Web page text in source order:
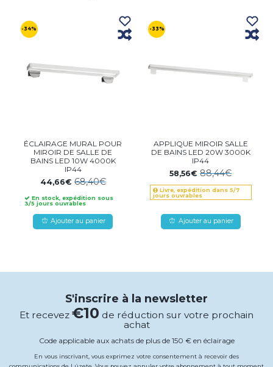
-34%
ÉCLAIRAGE MURAL POUR
MIROIR DE SALLE DE
BAINS LED 10W 4000K
IP44
44,66€68,40€
En stock, expédition sous
3/5 jours ouvrables
Ajouter au panier
-33%
APPLIQUE MIROIR SALLE
DE BAINS LED 20W 3000K
IP44
58,56€88,44€
Livre, expédition dans 5/7
jours ouvrables
Ajouter au panier
S'inscrire à la newsletter
Et recevez €10 de réduction sur votre prochain
achat
Code applicable aux achats de plus de 150 € en éclairage
En vous inscrivant, vous exprimez votre consentement à recevoir des